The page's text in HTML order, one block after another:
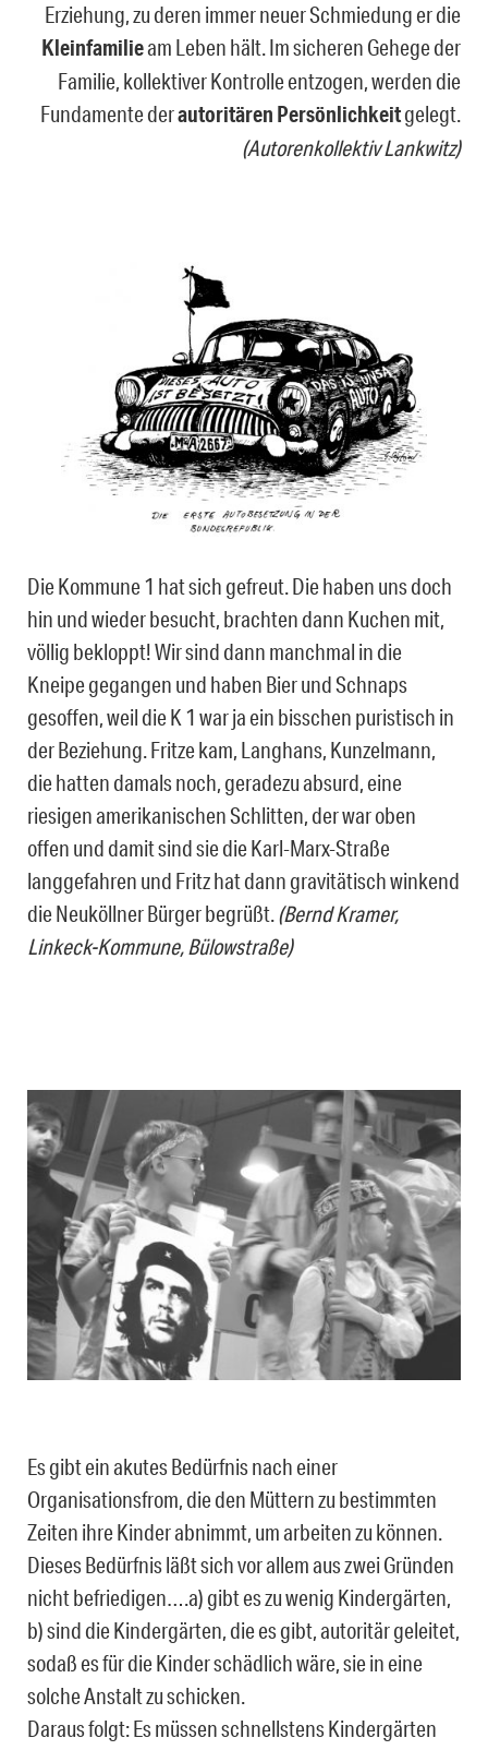
Erziehung, zu deren immer neuer Schmiedung er die
Kleinfamilieam Leben hält. Im sicheren Gehege der
Familie, kollektiver Kontrolle entzogen, werden die
Fundamente derautoritären Persönlichkeitgelegt.
(Autorenkollektiv Lankwitz)
Die Kommune 1 hat sich gefreut. Die haben uns doch
hin und wieder besucht, brachten dann Kuchen mit,
völlig bekloppt! Wir sind dann manchmal in die
Kneipe gegangen und haben Bier und Schnaps
gesoffen, weil die K 1 war ja ein bisschen puristisch in
der Beziehung. Fritze kam, Langhans, Kunzelmann,
die hatten damals noch, geradezu absurd, eine
riesigen amerikanischen Schlitten, der war oben
offen und damit sind sie die Karl-Marx-Straße
langgefahren und Fritz hat dann gravitätisch winkend
die Neuköllner Bürger begrüßt.(Bernd Kramer,
Linkeck-Kommune, Bülowstraße)
Es gibt ein akutes Bedürfnis nach einer
Organisationsfrom, die den Müttern zu bestimmten
Zeiten ihre Kinder abnimmt, um arbeiten zu können.
Dieses Bedürfnis läßt sich vor allem aus zwei Gründen
nicht befriedigen….a) gibt es zu wenig Kindergärten,
b) sind die Kindergärten, die es gibt, autoritär geleitet,
sodaß es für die Kinder schädlich wäre, sie in eine
solche Anstalt zu schicken.
Daraus folgt: Es müssen schnellstens Kindergärten